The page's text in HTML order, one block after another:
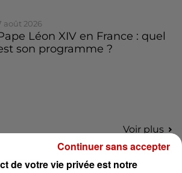
août 2026
Léon XIV en France : quel
son programme ?
Voir plus
vos places pour le
de votre vie privée est notre
Continuer sans accepter